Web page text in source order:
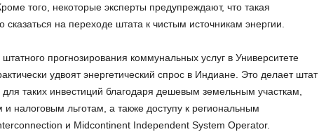
того, некоторые эксперты предупреждают, что такая
сказаться на переходе штата к чистым источникам энергии.
прогнозирования коммунальных услуг в Университете
удвоят энергетический спрос в Индиане. Это делает штат
таких инвестиций благодаря дешевым земельным участкам,
налоговым льготам, а также доступу к региональным
и Midcontinent Independent System Operator.